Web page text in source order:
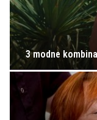
3 modne